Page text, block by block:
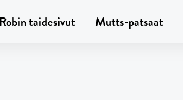
taidesivut Mutts-patsaat